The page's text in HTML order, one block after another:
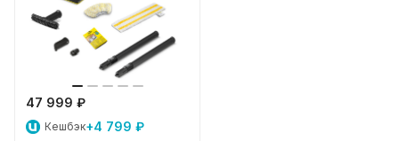
47 999 ₽
Кешбэк+4 799 ₽